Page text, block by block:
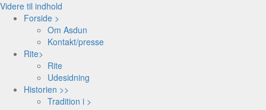
Videre til indhold
Forside >
Om Asdun
Kontakt/presse
Rite>
Rite
Udesidning
Historien >>
Tradition i >